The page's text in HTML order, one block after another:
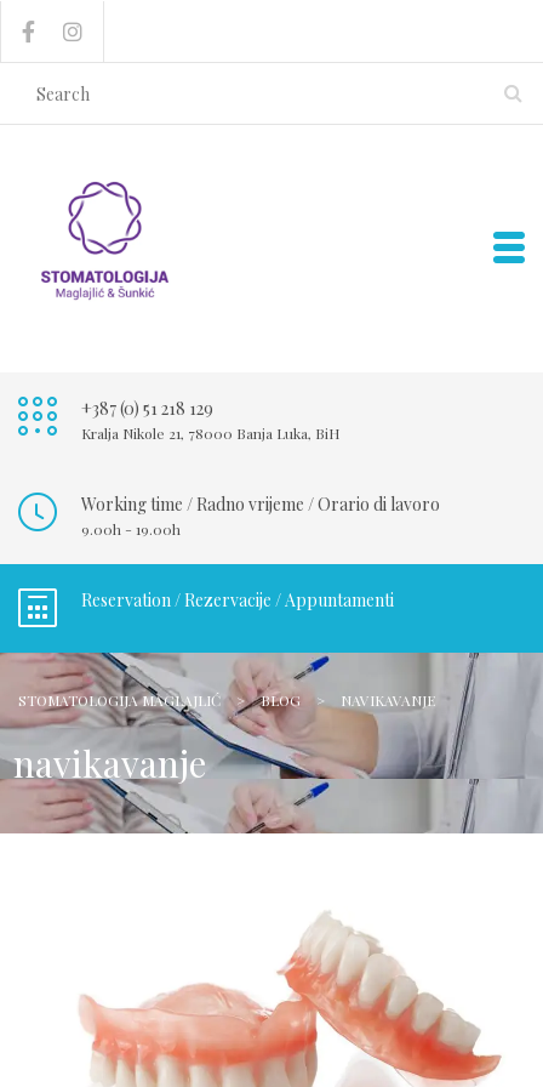
+387 (0) 51 218 129
Kralja Nikole 21, 78000 Banja Luka, BiH
Working time / Radno vrijeme / Orario di lavoro
9.00h - 19.00h
Reservation / Rezervacije / Appuntamenti
STOMATOLOGIJA MAGLAJLIĆ > BLOG > NAVIKAVANJE
navikavanje